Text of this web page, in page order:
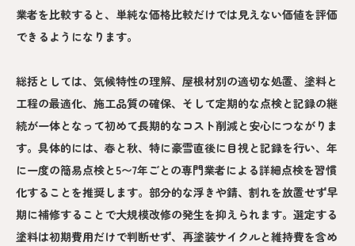
業者を比較すると、単純な価格比較だけでは見えない価値を評価
できるようになります。
総括としては、気候特性の理解、屋根材別の適切な処置、塗料と
工程の最適化、施工品質の確保、そして定期的な点検と記録の継
続が一体となって初めて長期的なコスト削減と安心につながりま
す。具体的には、春と秋、特に豪雪直後に目視と記録を行い、年
に一度の簡易点検と5〜7年ごとの専門業者による詳細点検を習慣
化することを推奨します。部分的な浮きや錆、割れを放置せず早
期に補修することで大規模改修の発生を抑えられます。選定する
塗料は初期費用だけで判断せず、再塗装サイクルと維持費を含め